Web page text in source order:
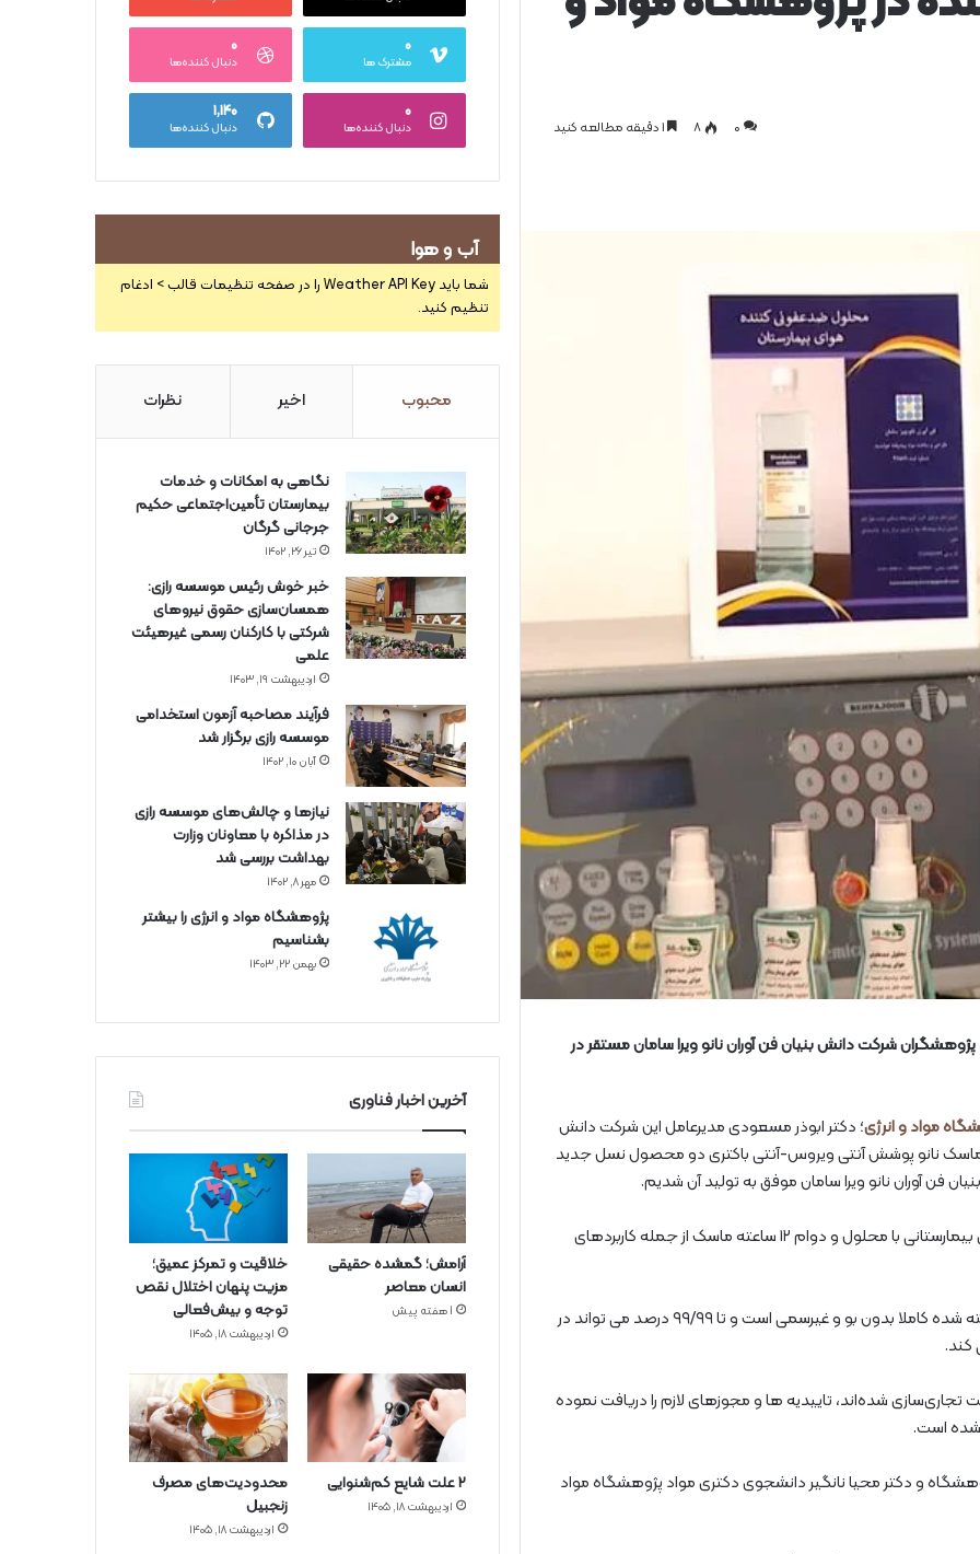
0 ۸
شرکت دانش بنیان فن آوران نانو ویرا سامان مستقر در
مواد و انرژی؛ دکتر ابوذر مسعودی مدیرعامل این شرکت دانش
نانو پوشش آنتی ویروس-آنتی باکتری دو محصول نسل جدید
فن آوران نانو ویرا سامان موفق به تولید آن شدیم.
وی افزود: از بین بردن ویروس‌ها در ۵ دقیقه در محیط‌های بیمارستانی با محلول و دوام ۱۲ ساعته ماسک از جمله کاربرد‌های
این پژوهشگر اظهار داشت: محلول ضدعفونی کننده ساخته شده کاملا بدون بو و غیرسمی است و تا ۹۹/۹۹ درصد می تواند در
کند.
شده‌اند، تاییدیه ها و مجوزهای لازم را دریافت نموده
و دکتر محیا نانگیر دانشجوی دکتری مواد پژوهشگاه مواد
۰
مشترک ها
۰
دنبال کننده‌ها
۰
دنبال کننده‌ها
۱,۱۴۰
دنبال کننده‌ها
آب و هوا
شما باید Weather API Key را در صفحه تنظیمات قالب > ادغام
تنظیم کنید.
محبوب اخیر نظرات
نگاهی به امکانات و خدمات
بیمارستان تأمین‌اجتماعی حکیم
جرجانی گرگان
تیر ۲۶, ۱۴۰۲
خبر خوش رئیس موسسه رازی:
همسان‌سازی حقوق نیروهای
شرکتی با کارکنان رسمی غیرهیئت
علمی
اردیبهشت ۱۹, ۱۴۰۳
فرآیند مصاحبه آزمون استخدامی
موسسه رازی برگزار شد
آبان ۱۰, ۱۴۰۲
نیازها و چالش‌های موسسه رازی
در مذاکره با معاونان وزارت
بهداشت بررسی شد
مهر ۸, ۱۴۰۲
پژوهشگاه مواد و انرژی را بیشتر
بشناسیم
بهمن ۲۲, ۱۴۰۳
آخرین اخبار فناوری
آرامش؛ گمشده حقیقی
انسان معاصر
1 هفته پیش
خلاقیت و تمرکز عمیق؛
مزیت پنهان اختلال نقص
توجه و بیش‌فعالی
اردیبهشت ۱۸, ۱۴۰۵
۲ علت شایع‌ کم‌شنوایی
اردیبهشت ۱۸, ۱۴۰۵
محدودیت‌های مصرف
زنجبیل
اردیبهشت ۱۸, ۱۴۰۵